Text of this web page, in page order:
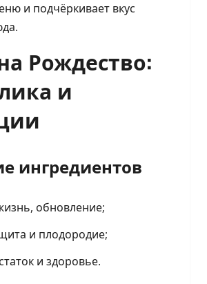
и подчёркивает вкус
Рождество:
и
ингредиентов
обновление;
и плодородие;
и здоровье.